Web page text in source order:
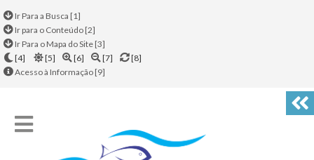
Ir Para a Busca [1]
Ir para o Conteúdo [2]
Ir Para o Mapa do Site [3]
[4]
[5] [6] [7]
[8]
Acesso à Informação [9]